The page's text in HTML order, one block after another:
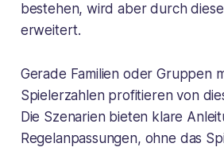
bestehen, wird aber durch
erweitert.
Gerade Familien oder Gruppen
Spielerzahlen profitieren von
Die Szenarien bieten klare
Regelanpassungen, ohne das